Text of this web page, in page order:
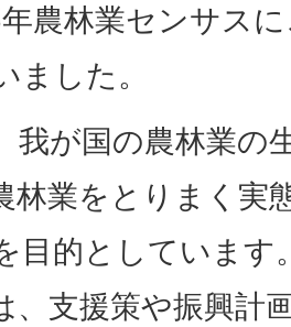
農林業センサス
ました。
我が国の農林業の
林業をとりまく実
目的としています
、支援策や振興計